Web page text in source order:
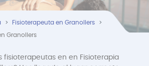
Fisioterapeuta en Granollers
Granollers
fisioterapeutas en en Fisioterapia